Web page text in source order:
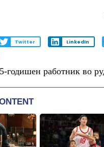
Twitter LinkedIn